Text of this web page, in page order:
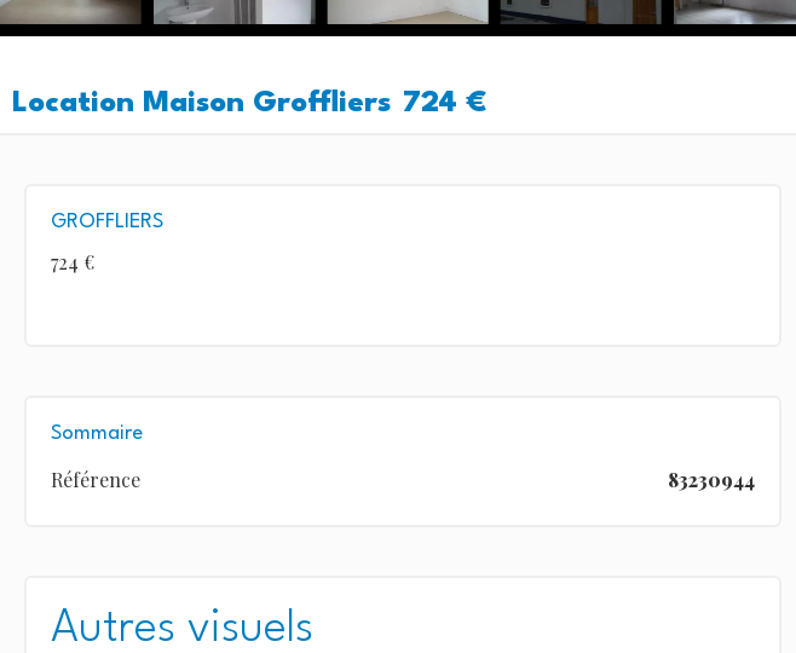
Location Maison Groffliers 724 €
GROFFLIERS
724 €
Sommaire
Référence 83230944
Autres visuels